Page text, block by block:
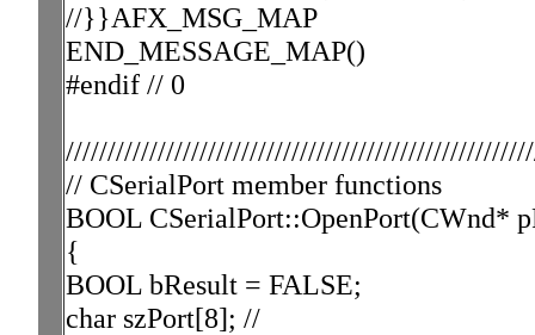
//}}AFX_MSG_MAP
END_MESSAGE_MAP()
#endif // 0
// CSerialPort member functions
BOOL CSerialPort::OpenPort(CWnd*
{
BOOL bResult = FALSE;
char szPort[8]; //